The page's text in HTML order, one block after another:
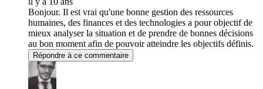
Bonjour. Il est vrai qu'une bonne gestion des ressources
humaines, des finances et des technologies a pour objectif de
mieux analyser la situation et de prendre de bonnes décisions
au bon moment afin de pouvoir atteindre les objectifs définis.
Répondre à ce commentaire